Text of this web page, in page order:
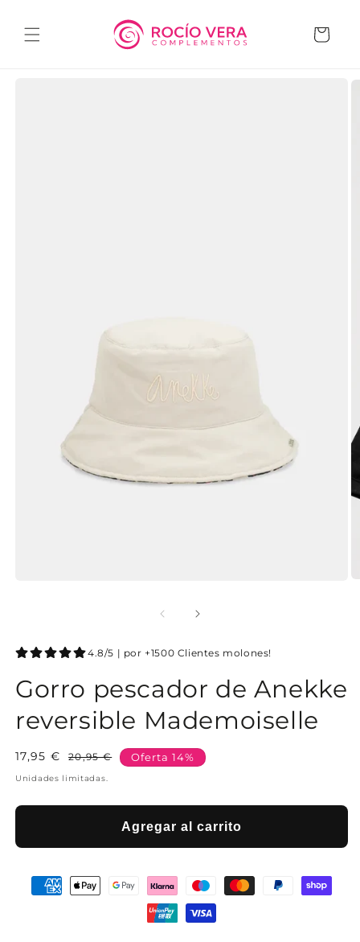
al contenido
Carrito
4.8/5 | por +1500 Clientes molones!
Gorro pescador de Anekke
reversible Mademoiselle
Precio
20,95 €
Precio
17,95 € Oferta 14%
Unidades limitadas.
Agregar al carrito